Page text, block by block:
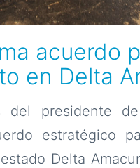
acuerdo
en Delta
del presidente
estratégico
Delta